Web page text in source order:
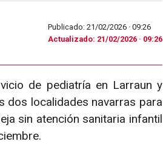
Publicado: 21/02/2026 · 09:26
Actualizado: 21/02/2026 · 09:26
de pediatría en Larraun y
dos localidades navarras para
sin atención sanitaria infantil